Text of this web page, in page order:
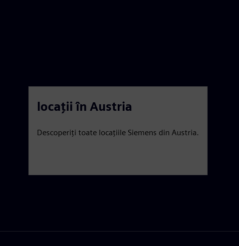
locații în Austria
Descoperiți toate locațiile Siemens din Austria.